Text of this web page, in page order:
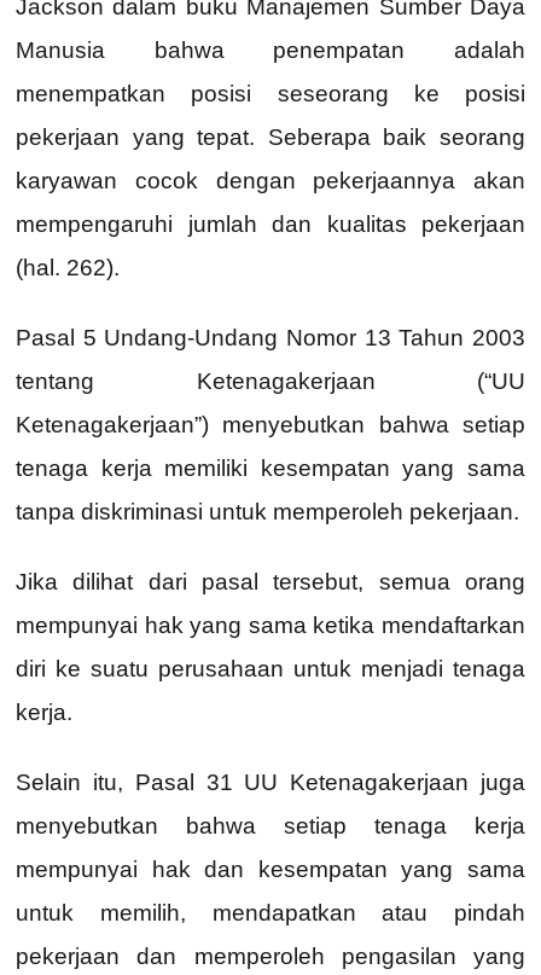
Jackson dalam buku Manajemen Sumber Daya
Manusia bahwa penempatan adalah
menempatkan posisi seseorang ke posisi
pekerjaan yang tepat. Seberapa baik seorang
karyawan cocok dengan pekerjaannya akan
mempengaruhi jumlah dan kualitas pekerjaan
(hal. 262).
Pasal 5 Undang-Undang Nomor 13 Tahun 2003
tentang Ketenagakerjaan (“UU
Ketenagakerjaan”) menyebutkan bahwa setiap
tenaga kerja memiliki kesempatan yang sama
tanpa diskriminasi untuk memperoleh pekerjaan.
Jika dilihat dari pasal tersebut, semua orang
mempunyai hak yang sama ketika mendaftarkan
diri ke suatu perusahaan untuk menjadi tenaga
kerja.
Selain itu, Pasal 31 UU Ketenagakerjaan juga
menyebutkan bahwa setiap tenaga kerja
mempunyai hak dan kesempatan yang sama
untuk memilih, mendapatkan atau pindah
pekerjaan dan memperoleh pengasilan yang